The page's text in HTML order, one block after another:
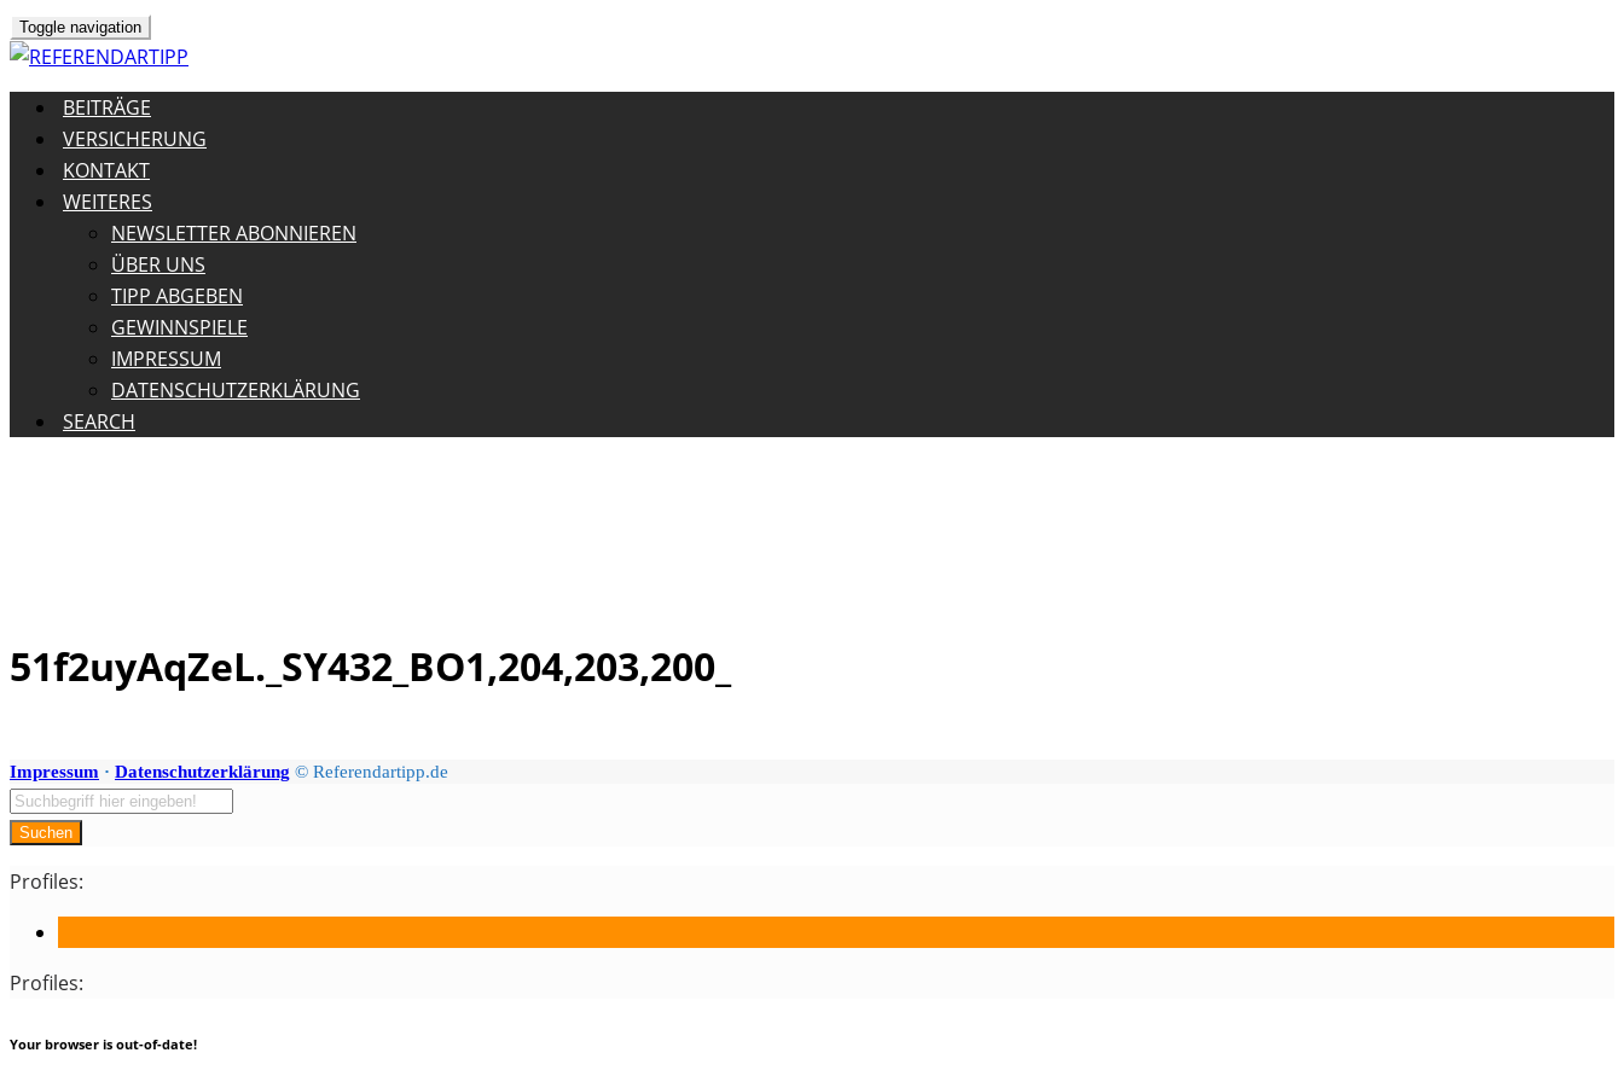
Toggle navigation
BEITRÄGE
VERSICHERUNG
KONTAKT
WEITERES
NEWSLETTER ABONNIEREN
ÜBER UNS
TIPP ABGEBEN
GEWINNSPIELE
IMPRESSUM
DATENSCHUTZERKLÄRUNG
SEARCH
Skip
51f2uyAqZeL._SY432_BO1,204,203,200_
Impressum · Datenschutzerklärung © Referendartipp.de
Suchen
Profiles:
Profiles:
Your browser is out-of-date!